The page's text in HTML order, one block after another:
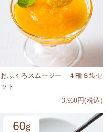
おふくろスムージー ４種８袋セ
ット
3,960円(税込)